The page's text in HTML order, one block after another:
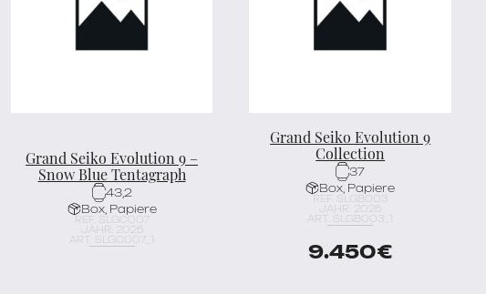
Grand Seiko Evolution 9 –
Snow Blue Tentagraph
43,2
Box, Papiere
REF. SLGC007
JAHR: 2025
ART. SLGC007_1
Grand Seiko Evolution 9
Collection
37
Box, Papiere
REF. SLGB003
JAHR: 2025
ART. SLGB003_1
9.450€